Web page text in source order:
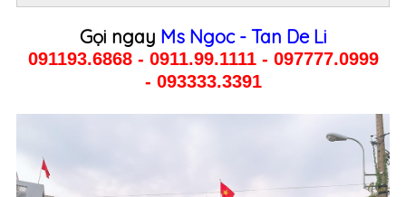
Gọi ngay Ms Ngoc - Tan De Li
091193.6868 - 0911.99.1111 - 097777.0999
- 093333.3391